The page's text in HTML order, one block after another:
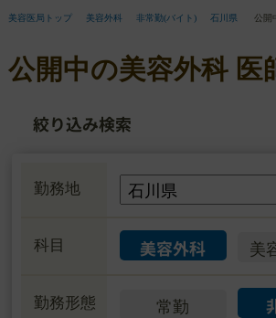
求
人
美容医局トップ 美容外科 非常勤(バイト) 石川県 公開
公開中の美容外科 医
絞り込み検索
勤務地
科目 美容外科 美
勤務形態 常勤